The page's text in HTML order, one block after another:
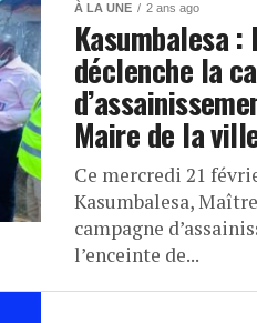
À LA UNE 2 ans ago
Kasumbalesa :
déclenche la
Maire de la
Ce mercredi 21
Kasumbalesa,
campagne
l’enceinte de...